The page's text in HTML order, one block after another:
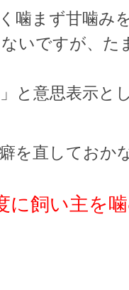
噛まず甘噛み
いですが、た
と意思表示と
を直しておか
に飼い主を